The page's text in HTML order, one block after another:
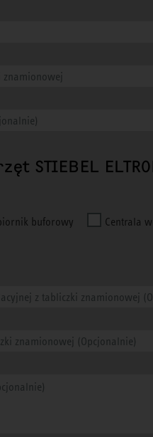
STIEBEL
buforowy Centrala